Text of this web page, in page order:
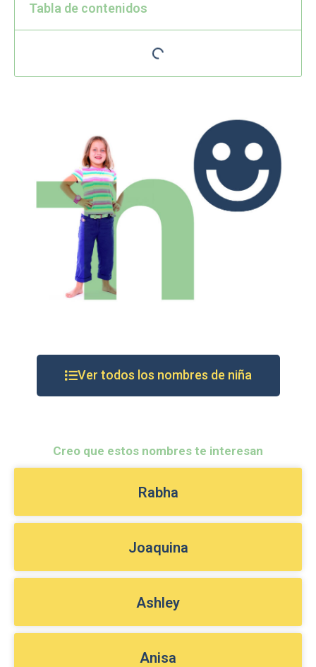
Tabla de contenidos
Ver todos los nombres de niña
Creo que estos nombres te interesan
Rabha
Joaquina
Ashley
Anisa